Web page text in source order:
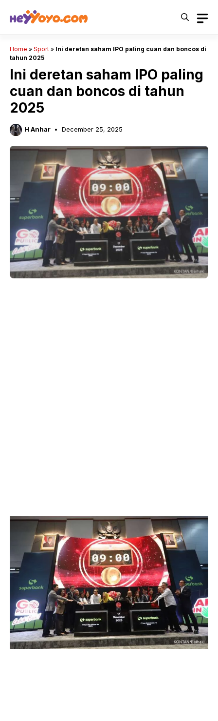
Home » Sport » Ini deretan saham IPO paling cuan dan boncos di
tahun 2025
Ini deretan saham IPO paling
cuan dan boncos di tahun
2025
H Anhar December 25, 2025